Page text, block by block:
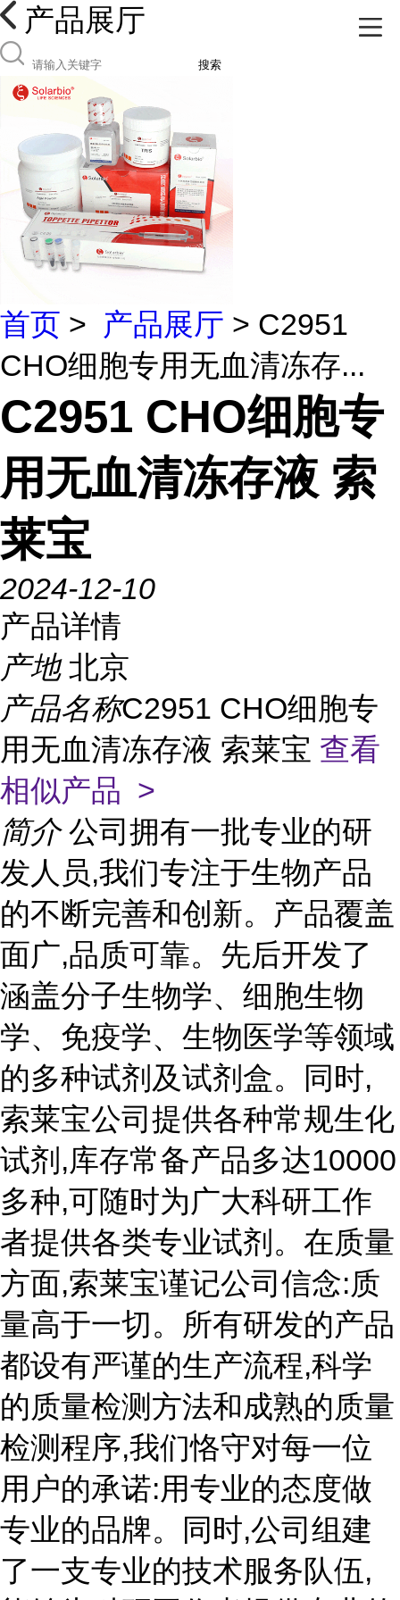
产品展厅
搜索
首页 > 产品展厅 > C2951
CHO细胞专用无血清冻存...
C2951 CHO细胞专
用无血清冻存液 索
莱宝
2024-12-10
产品详情
产地 北京
产品名称C2951 CHO细胞专
用无血清冻存液 索莱宝 查看
相似产品 >
简介 公司拥有一批专业的研
发人员,我们专注于生物产品
的不断完善和创新。产品覆盖
面广,品质可靠。先后开发了
涵盖分子生物学、细胞生物
学、免疫学、生物医学等领域
的多种试剂及试剂盒。同时,
索莱宝公司提供各种常规生化
试剂,库存常备产品多达10000
多种,可随时为广大科研工作
者提供各类专业试剂。在质量
方面,索莱宝谨记公司信念:质
量高于一切。所有研发的产品
都设有严谨的生产流程,科学
的质量检测方法和成熟的质量
检测程序,我们恪守对每一位
用户的承诺:用专业的态度做
专业的品牌。同时,公司组建
了一支专业的技术服务队伍,